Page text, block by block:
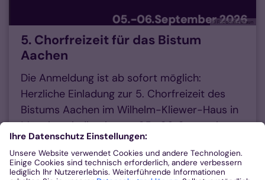
© Friederike Braun
5. Chorfreizeit für das Bistum
Aachen
Die Anmeldung ist ab sofort möglich:
Herzliche Einladung zur 5. Chorfreizeit des
Bistums Aachen im Wilhelm-Kliewer-Haus in
Mönchengladbach vom 05.-06. September
2026
Mehr